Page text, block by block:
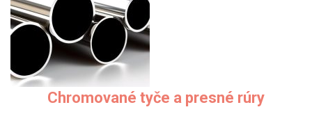
Chromované tyče a presné rúry